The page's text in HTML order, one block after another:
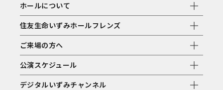
ホールについて
住友生命いずみホールフレンズ
ご来場の方へ
公演スケジュール
デジタルいずみチャンネル